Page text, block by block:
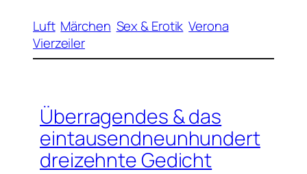
Luft Märchen Sex & Erotik Verona
Vierzeiler
Überragendes & das
eintausendneunhundert
dreizehnte Gedicht